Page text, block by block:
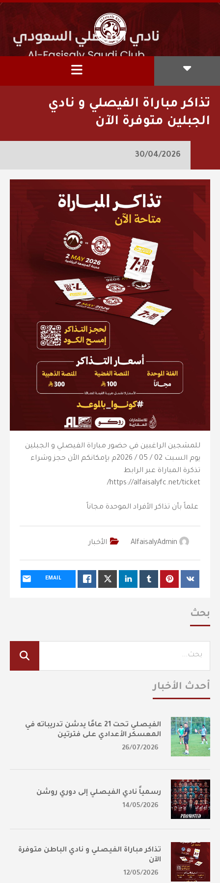
تذاكر مباراة الفيصلي و نادي
الجبلين متوفرة الآن
30/04/2026
للمشجين الراغبين في حضور مباراة الفيصلي و الجبلين
يوم السبت 02 / 05 / 2026م بإمكانكم الأن حجز وشراء
تذكرة المباراة عبر الرابط
‏ علماً بأن تذاكر الأفراد الموحدة مجاناً
AlfaisalyAdmin الأخبار
EMAIL
بحث
أحدث الأخبار
الفيصلي تحت 21 عامًا يدشن تدريباته في
المعسكر الأعدادي على فترتين
26/07/2026
رسمياً نادي الفيصلي إلى دوري روشن
14/05/2026
تذاكر مباراة الفيصلي و نادي الباطن متوفرة
الآن
12/05/2026